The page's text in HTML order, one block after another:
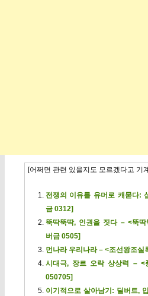
[어쩌면 관련 있을지도 모르겠다고 기
전쟁의 이유를 유머로 캐묻다:
금 0312]
뚝딱뚝딱, 인권을 짓다 – <뚝
버금 0505]
먼나라 우리나라 – <조선왕조실
시대극, 장르 오락 상상력 – <
050705]
이기적으로 살아남기: 딜버트,